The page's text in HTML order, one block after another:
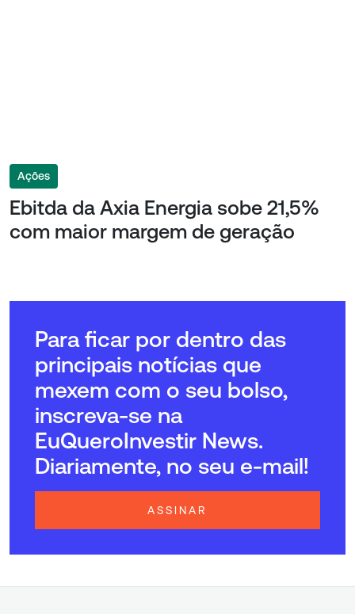
Ações
Ebitda da Axia Energia sobe 21,5%
com maior margem de geração
Para ficar por dentro das
principais notícias que
mexem com o seu bolso,
inscreva-se na
EuQueroInvestir News.
Diariamente, no seu e-mail!
ASSINAR